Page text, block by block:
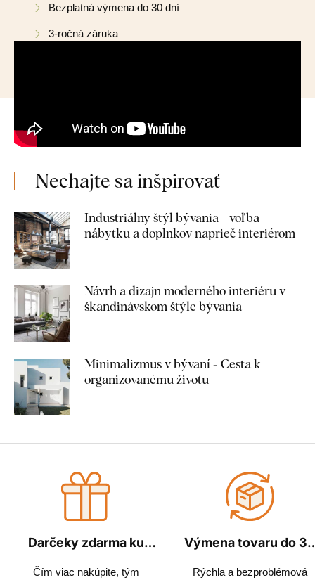
Bezplatná výmena do 30 dní
3-ročná záruka
Nechajte sa inšpirovať
Industriálny štýl bývania - voľba
nábytku a doplnkov naprieč interiérom
Návrh a dizajn moderného interiéru v
škandinávskom štýle bývania
Minimalizmus v bývaní - Cesta k
organizovanému životu
Darčeky zdarma ku
Čím viac nakúpite, tým
Výmena tovaru do
Rýchla a bezproblémová